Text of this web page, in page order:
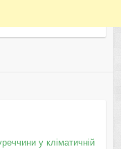
у кліматичній